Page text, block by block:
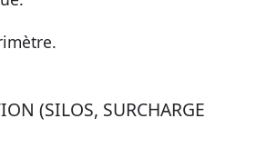
(SILOS, SURCHARGE